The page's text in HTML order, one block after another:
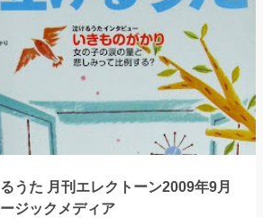
うた 月刊エレクトーン2009年9月
ジックメディア